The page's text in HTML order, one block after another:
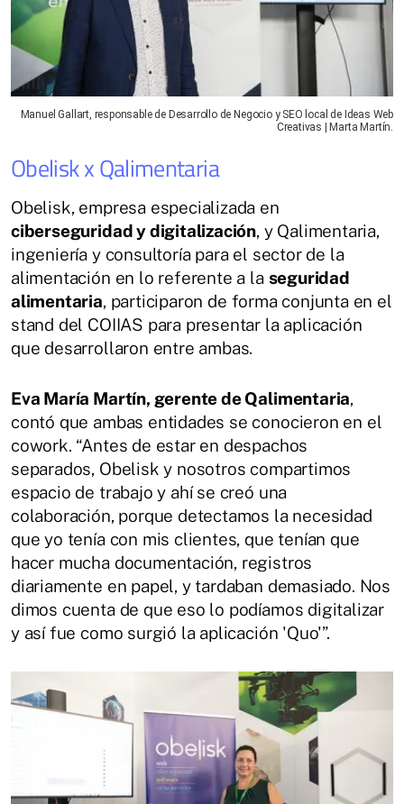
Manuel Gallart, responsable de Desarrollo de Negocio y SEO local de Ideas Web
Creativas | Marta Martín.
Obelisk x Qalimentaria
Obelisk, empresa especializada en
ciberseguridad y digitalización, y Qalimentaria,
ingeniería y consultoría para el sector de la
alimentación en lo referente a la seguridad
alimentaria, participaron de forma conjunta en el
stand del COIIAS para presentar la aplicación
que desarrollaron entre ambas.
Eva María Martín, gerente de Qalimentaria,
contó que ambas entidades se conocieron en el
cowork. “Antes de estar en despachos
separados, Obelisk y nosotros compartimos
espacio de trabajo y ahí se creó una
colaboración, porque detectamos la necesidad
que yo tenía con mis clientes, que tenían que
hacer mucha documentación, registros
diariamente en papel, y tardaban demasiado. Nos
dimos cuenta de que eso lo podíamos digitalizar
y así fue como surgió la aplicación 'Quo'”.